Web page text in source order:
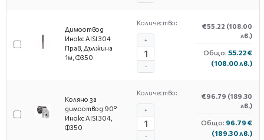
Димоотвод
Инокс AISI 304
Прав, Дължина
1м, Ф350
Количество:
-
+
€55.22 (108.00
лв.)
Общо: 55.22 €
(108.00 лв.)
Коляно за
димоотвод 90°
Инокс AISI 304,
Ф350
Количество:
-
+
€96.79 (189.30
лв.)
Общо: 96.79 €
(189.30 лв.)